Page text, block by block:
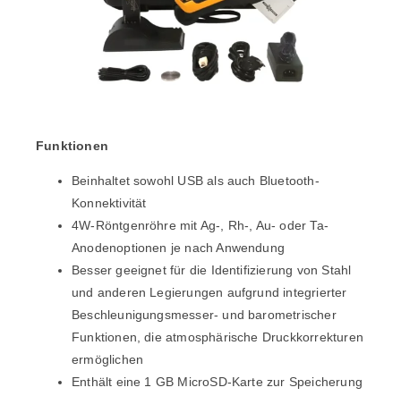
Funktionen
Beinhaltet sowohl USB als auch Bluetooth-
Konnektivität
4W-Röntgenröhre mit Ag-, Rh-, Au- oder Ta-
Anodenoptionen je nach Anwendung
Besser geeignet für die Identifizierung von Stahl
und anderen Legierungen aufgrund integrierter
Beschleunigungsmesser- und barometrischer
Funktionen, die atmosphärische Druckkorrekturen
ermöglichen
Enthält eine 1 GB MicroSD-Karte zur Speicherung